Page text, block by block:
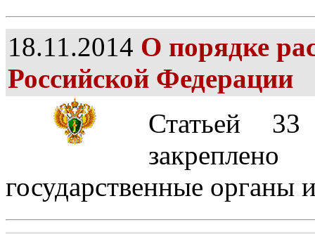
18.11.2014 О порядке
Российской Федерации
Статьей 33
государственные органы